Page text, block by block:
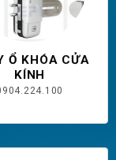
Ổ KHÓA CỬA
KÍNH